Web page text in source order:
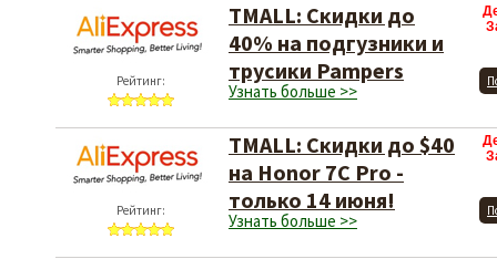
Рейтинг:
TMALL: Скидки до
40% на подгузники и
трусики Pampers
Узнать больше >>
Рейтинг:
TMALL: Скидки до $40
на Honor 7C Pro -
только 14 июня!
Узнать больше >>